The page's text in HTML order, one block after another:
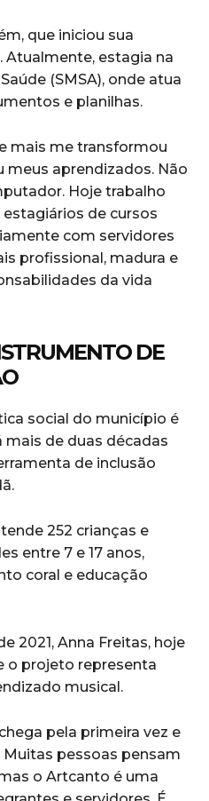
que iniciou sua
Atualmente, estagia na
(SMSA), onde atua
e planilhas.
mais me transformou
aprendizados. Não
Hoje trabalho
de cursos
com servidores
profissional, madura e
da vida
DE
social do município é
mais de duas décadas
de inclusão
252 crianças e
entre 7 e 17 anos,
coral e educação
2021, Anna Freitas, hoje
o projeto representa
musical.
pela primeira vez e
pessoas pensam
o Artcanto é uma